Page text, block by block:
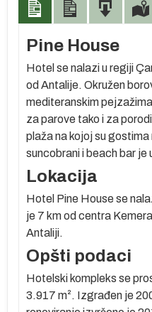
Pine House
Hotel se nalazi u regiji
od Antalije. Okružen
mediteranskim
za parove tako i za
plaža na kojoj su
suncobrani i beach bar je
Lokacija
Hotel Pine House se
je 7 km od centra
Antaliji.
Opšti podaci
Hotelski kompleks se
3.917 m². Izgrađen je